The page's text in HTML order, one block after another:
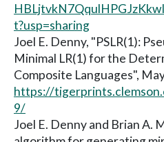
t?usp=sharing
Joel E. Denny, "PSLR(1):
Minimal LR(1) for the
Composite Languages",
https://
9/
Joel E. Denny and Brian A.